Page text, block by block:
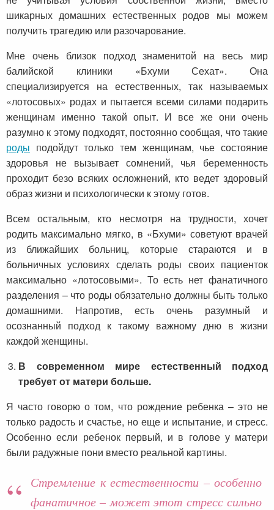
шикарных домашних естественных родов мы можем
получить трагедию или разочарование.
Мне очень близок подход знаменитой на весь мир
балийской клиники «Бхуми Сехат». Она
специализируется на естественных, так называемых
«лотосовых» родах и пытается всеми силами подарить
женщинам именно такой опыт. И все же они очень
разумно к этому подходят, постоянно сообщая, что такие
роды подойдут только тем женщинам, чье состояние
здоровья не вызывает сомнений, чья беременность
проходит безо всяких осложнений, кто ведет здоровый
образ жизни и психологически к этому готов.
Всем остальным, кто несмотря на трудности, хочет
родить максимально мягко, в «Бхуми» советуют врачей
из ближайших больниц, которые стараются и в
больничных условиях сделать роды своих пациенток
максимально «лотосовыми». То есть нет фанатичного
разделения – что роды обязательно должны быть только
домашними. Напротив, есть очень разумный и
осознанный подход к такому важному дню в жизни
каждой женщины.
В современном мире естественный подход
требует от матери больше.
Я часто говорю о том, что рождение ребенка – это не
только радость и счастье, но еще и испытание, и стресс.
Особенно если ребенок первый, и в голове у матери
были радужные пони вместо реальной картины.
Стремление к естественности – особенно
фанатичное – может этот стресс сильно